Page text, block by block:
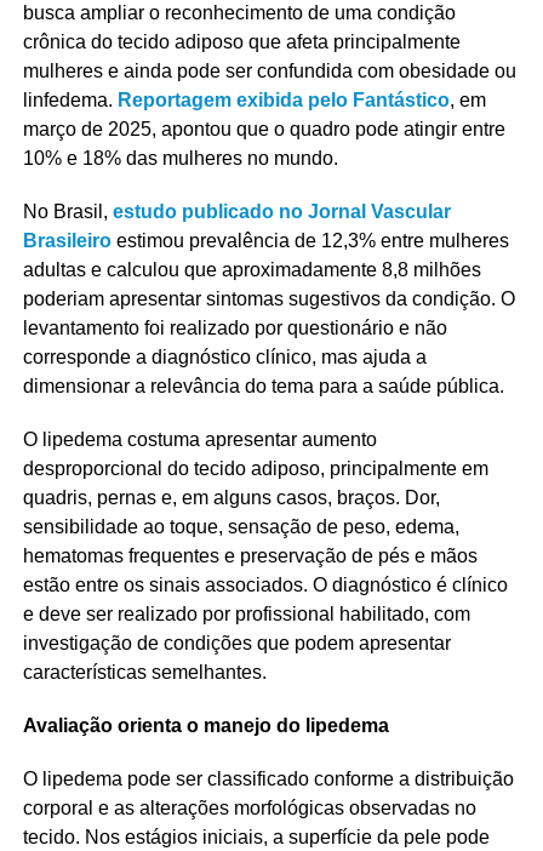
busca ampliar o reconhecimento de uma condição
crônica do tecido adiposo que afeta principalmente
mulheres e ainda pode ser confundida com obesidade ou
linfedema. Reportagem exibida pelo Fantástico, em
março de 2025, apontou que o quadro pode atingir entre
10% e 18% das mulheres no mundo.
No Brasil, estudo publicado no Jornal Vascular
Brasileiroestimou prevalência de 12,3% entre mulheres
adultas e calculou que aproximadamente 8,8 milhões
poderiam apresentar sintomas sugestivos da condição. O
levantamento foi realizado por questionário e não
corresponde a diagnóstico clínico, mas ajuda a
dimensionar a relevância do tema para a saúde pública.
O lipedema costuma apresentar aumento
desproporcional do tecido adiposo, principalmente em
quadris, pernas e, em alguns casos, braços. Dor,
sensibilidade ao toque, sensação de peso, edema,
hematomas frequentes e preservação de pés e mãos
estão entre os sinais associados. O diagnóstico é clínico
e deve ser realizado por profissional habilitado, com
investigação de condições que podem apresentar
características semelhantes.
Avaliação orienta o manejo do lipedema
O lipedema pode ser classificado conforme a distribuição
corporal e as alterações morfológicas observadas no
tecido. Nos estágios iniciais, a superfície da pele pode